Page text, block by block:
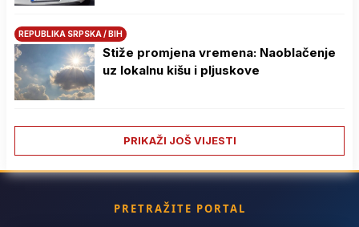
REPUBLIKA SRPSKA / BIH
Stiže promjena vremena: Naoblačenje
uz lokalnu kišu i pljuskove
PRIKAŽI JOŠ VIJESTI
PRETRAŽITE PORTAL